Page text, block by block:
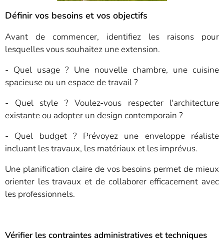
Définir vos besoins et vos objectifs
Avant de commencer, identifiez les raisons pour
lesquelles vous souhaitez une extension.
- Quel usage ? Une nouvelle chambre, une cuisine
spacieuse ou un espace de travail ?
- Quel style ? Voulez-vous respecter l'architecture
existante ou adopter un design contemporain ?
- Quel budget ? Prévoyez une enveloppe réaliste
incluant les travaux, les matériaux et les imprévus.
Une planification claire de vos besoins permet de mieux
orienter les travaux et de collaborer efficacement avec
les professionnels.
Vérifier les contraintes administratives et techniques